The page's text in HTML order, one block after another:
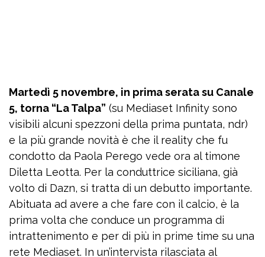
Martedì 5 novembre, in prima serata su Canale
5, torna “La Talpa” (su Mediaset Infinity sono
visibili alcuni spezzoni della prima puntata, ndr)
e la più grande novità è che il reality che fu
condotto da Paola Perego vede ora al timone
Diletta Leotta. Per la conduttrice siciliana, già
volto di Dazn, si tratta di un debutto importante.
Abituata ad avere a che fare con il calcio, è la
prima volta che conduce un programma di
intrattenimento e per di più in prime time su una
rete Mediaset. In un’intervista rilasciata al